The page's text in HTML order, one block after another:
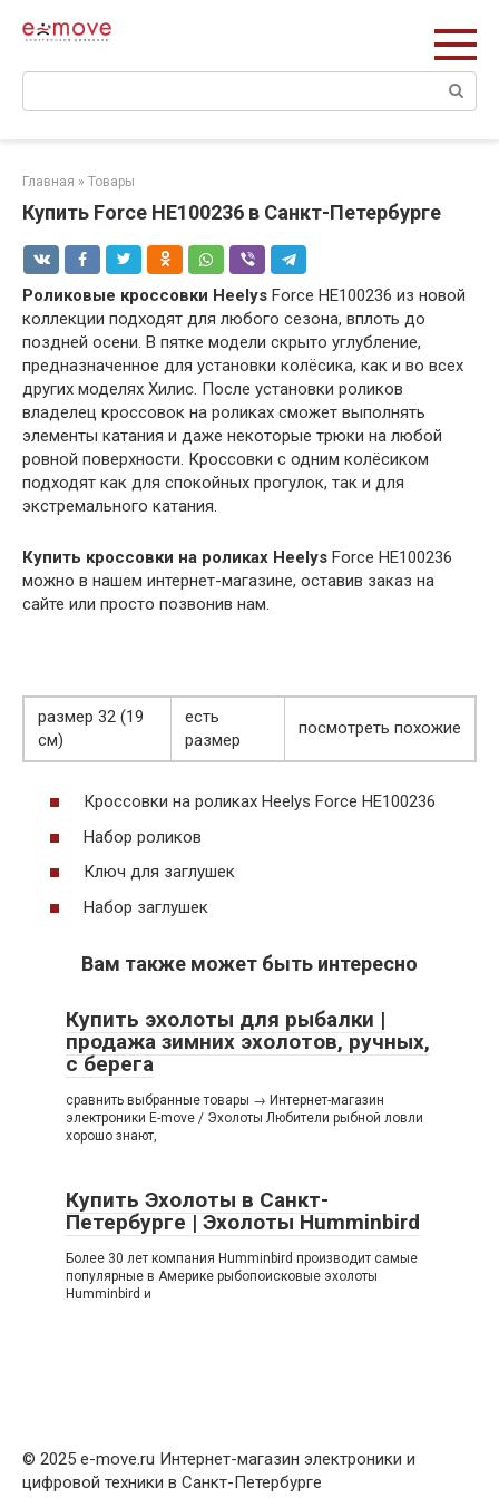
Поиск:
Главная » Товары
Купить Force HE100236 в Санкт-Петербурге
Роликовые кроссовки Heelys Force HE100236 из новой
коллекции подходят для любого сезона, вплоть до
поздней осени. В пятке модели скрыто углубление,
предназначенное для установки колёсика, как и во всех
других моделях Хилис. После установки роликов
владелец кроссовок на роликах сможет выполнять
элементы катания и даже некоторые трюки на любой
ровной поверхности. Кроссовки с одним колёсиком
подходят как для спокойных прогулок, так и для
экстремального катания.
Купить кроссовки на роликах Heelys Force HE100236
можно в нашем интернет-магазине, оставив заказ на
сайте или просто позвонив нам.
размер 32 (19
см)
есть
размер
посмотреть похожие
Кроссовки на роликах Heelys Force HE100236
Набор роликов
Ключ для заглушек
Набор заглушек
Вам также может быть интересно
Купить эхолоты для рыбалки |
продажа зимних эхолотов, ручных,
с берега
сравнить выбранные товары → Интернет-магазин
электроники E-move / Эхолоты Любители рыбной ловли
хорошо знают,
Купить Эхолоты в Санкт-
Петербурге | Эхолоты Humminbird
Более 30 лет компания Humminbird производит самые
популярные в Америке рыбопоисковые эхолоты
Humminbird и
© 2025 e-move.ru Интернет-магазин электроники и
цифровой техники в Санкт-Петербурге